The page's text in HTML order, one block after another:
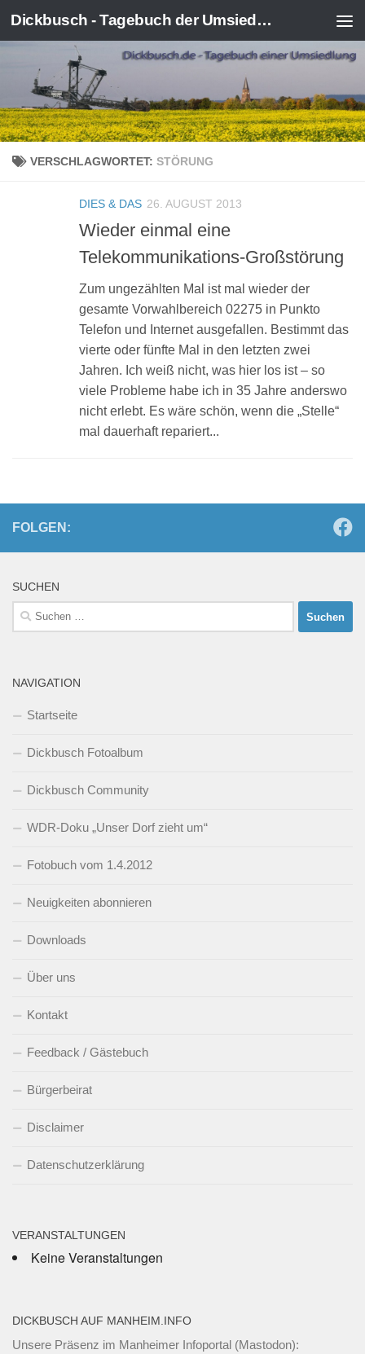
Zum Inhalt springen Dickbusch - Tagebuch der Umsiedlung von Kerpen-Manheim
VERSCHLAGWORTET: STÖRUNG
DIES & DAS 26. AUGUST 2013
Wieder einmal eine
Telekommunikations-Großstörung
Zum ungezählten Mal ist mal wieder der
gesamte Vorwahlbereich 02275 in Punkto
Telefon und Internet ausgefallen. Bestimmt das
vierte oder fünfte Mal in den letzten zwei
Jahren. Ich weiß nicht, was hier los ist – so
viele Probleme habe ich in 35 Jahre anderswo
nicht erlebt. Es wäre schön, wenn die „Stelle“
mal dauerhaft repariert...
FOLGEN:
SUCHEN
Suchen
nach:
NAVIGATION
Startseite
Dickbusch Fotoalbum
Dickbusch Community
WDR-Doku „Unser Dorf zieht um“
Fotobuch vom 1.4.2012
Neuigkeiten abonnieren
Downloads
Über uns
Kontakt
Feedback / Gästebuch
Bürgerbeirat
Disclaimer
Datenschutzerklärung
VERANSTALTUNGEN
Keine Veranstaltungen
DICKBUSCH AUF MANHEIM.INFO
Unsere Präsenz im Manheimer Infoportal (Mastodon):